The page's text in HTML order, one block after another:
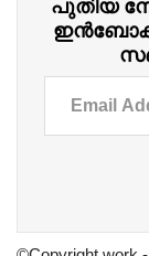
പുതിയ